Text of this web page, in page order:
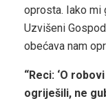
oprosta. Iako mi
Uzvišeni
obećava nam
“Reci: ‘O
ogriješili, ne